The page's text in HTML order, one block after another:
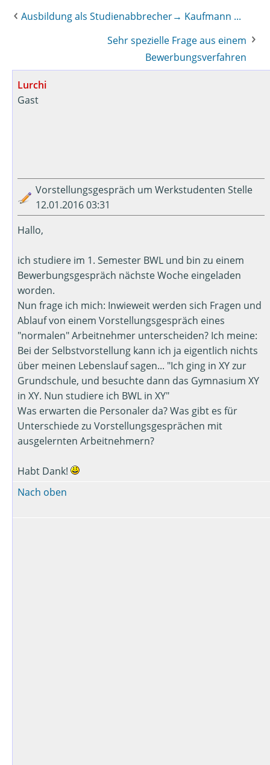
Ausbildung als Studienabbrecher→ Kaufmann ...
Sehr spezielle Frage aus einem
Bewerbungsverfahren
Lurchi
Gast
Vorstellungsgespräch um Werkstudenten Stelle
12.01.2016 03:31
Hallo,
ich studiere im 1. Semester BWL und bin zu einem
Bewerbungsgespräch nächste Woche eingeladen
worden.
Nun frage ich mich: Inwieweit werden sich Fragen und
Ablauf von einem Vorstellungsgespräch eines
"normalen" Arbeitnehmer unterscheiden? Ich meine:
Bei der Selbstvorstellung kann ich ja eigentlich nichts
über meinen Lebenslauf sagen... "Ich ging in XY zur
Grundschule, und besuchte dann das Gymnasium XY
in XY. Nun studiere ich BWL in XY"
Was erwarten die Personaler da? Was gibt es für
Unterschiede zu Vorstellungsgesprächen mit
ausgelernten Arbeitnehmern?
Habt Dank!
Nach oben